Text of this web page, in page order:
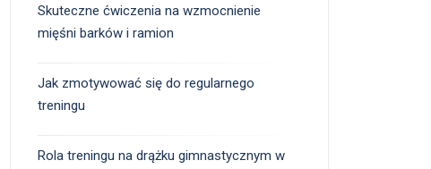
Skuteczne ćwiczenia na wzmocnienie
mięśni barków i ramion
Jak zmotywować się do regularnego
treningu
Rola treningu na drążku gimnastycznym w